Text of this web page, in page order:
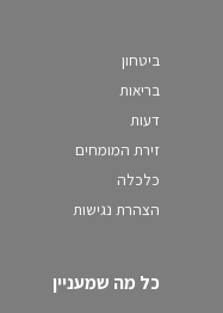
ביטחון
בריאות
דעות
זירת המומחים
כלכלה
הצהרת נגישות
כל מה שמעניין